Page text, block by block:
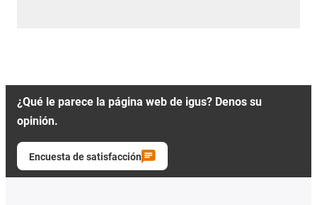
¿Qué le parece la página web de igus? Denos su
opinión.
Encuesta de satisfacción